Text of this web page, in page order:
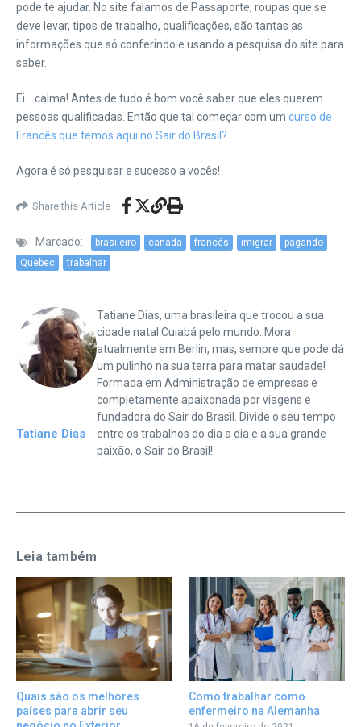
pode te ajudar. No site falamos de Passaporte, roupas que se
deve levar, tipos de trabalho, qualificações, são tantas as
informações que só conferindo e usando a pesquisa do site para
saber.
Ei… calma! Antes de tudo é bom você saber que eles querem
pessoas qualificadas. Então que tal começar com um curso de
Francês que temos aqui no Sair do Brasil?
Agora é só pesquisar e sucesso a vocês!
Share this Article
Marcado: brasileiro canadá francês imigrar
pagando
Quebec
trabalhar
Tatiane Dias
Tatiane Dias, uma brasileira que trocou a sua
cidade natal Cuiabá pelo mundo. Mora
atualmente em Berlin, mas, sempre que pode dá
um pulinho na sua terra para matar saudade!
Formada em Administração de empresas e
completamente apaixonada por viagens e
fundadora do Sair do Brasil. Divide o seu tempo
entre os trabalhos do dia a dia e a sua grande
paixão, o Sair do Brasil!
Leia também
Quais são os melhores
países para abrir seu
Como trabalhar como
enfermeiro na Alemanha